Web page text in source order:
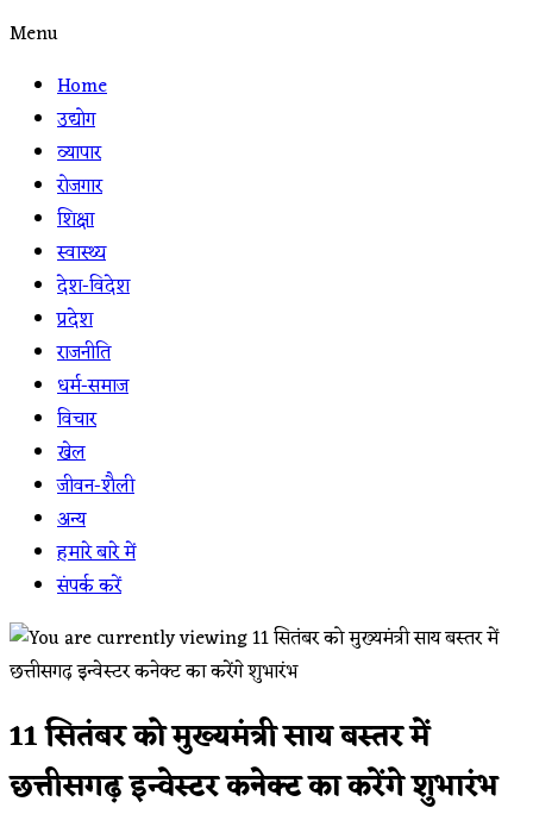
Menu
Home
उद्योग
व्यापार
रोजगार
शिक्षा
स्वास्थ्य
देश-विदेश
प्रदेश
राजनीति
धर्म-समाज
विचार
खेल
जीवन-शैली
अन्य
हमारे बारे में
संपर्क करें
11 सितंबर को मुख्यमंत्री साय बस्तर में
छत्तीसगढ़ इन्वेस्टर कनेक्ट का करेंगे शुभारंभ